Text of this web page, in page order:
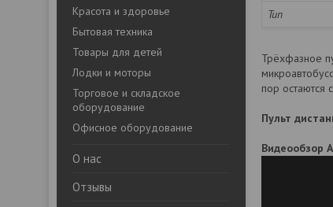
Красота и здоровье
Бытовая техника
Товары для детей
Лодки и моторы
Торговое и складское
оборудование
Офисное оборудование
О нас
Отзывы
Тип
Трёхфазное
пор остаются
Пульт
Видеообзор